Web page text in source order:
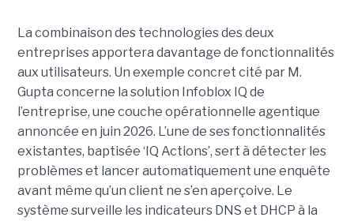
La combinaison des technologies des deux
entreprises apportera davantage de fonctionnalités
aux utilisateurs. Un exemple concret cité par M.
Gupta concerne la solution Infoblox IQ de
l’entreprise, une couche opérationnelle agentique
annoncée en juin 2026. L’une de ses fonctionnalités
existantes, baptisée ‘IQ Actions’, sert à détecter les
problèmes et lancer automatiquement une enquête
avant même qu’un client ne s’en aperçoive. Le
système surveille les indicateurs DNS et DHCP à la